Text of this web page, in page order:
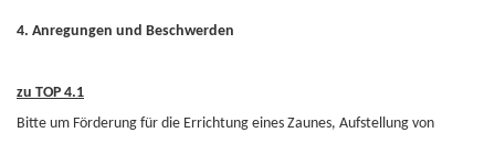
4. Anregungen und Beschwerden
zu TOP 4.1
Bitte um Förderung für die Errichtung eines Zaunes, Aufstellung von